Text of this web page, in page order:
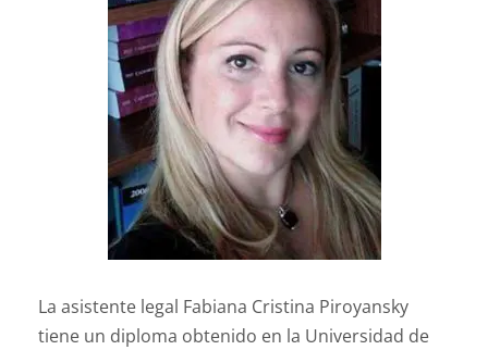
La asistente legal Fabiana Cristina Piroyansky
tiene un diploma obtenido en la Universidad de